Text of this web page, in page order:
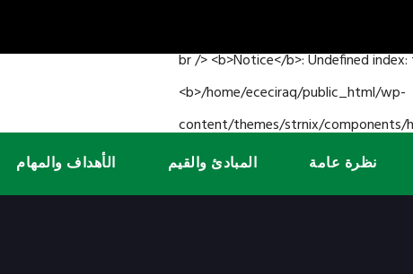
الأهداف والمهام المبادئ والقيم نظرة عامة